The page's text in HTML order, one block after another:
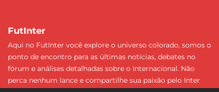
FutInter
Aqui no FutInter você explore o universo colorado, somos o
ponto de encontro para as últimas notícias, debates no
fórum e análises detalhadas sobre o Internacional. Não
perca nenhum lance e compartilhe sua paixão pelo Inter